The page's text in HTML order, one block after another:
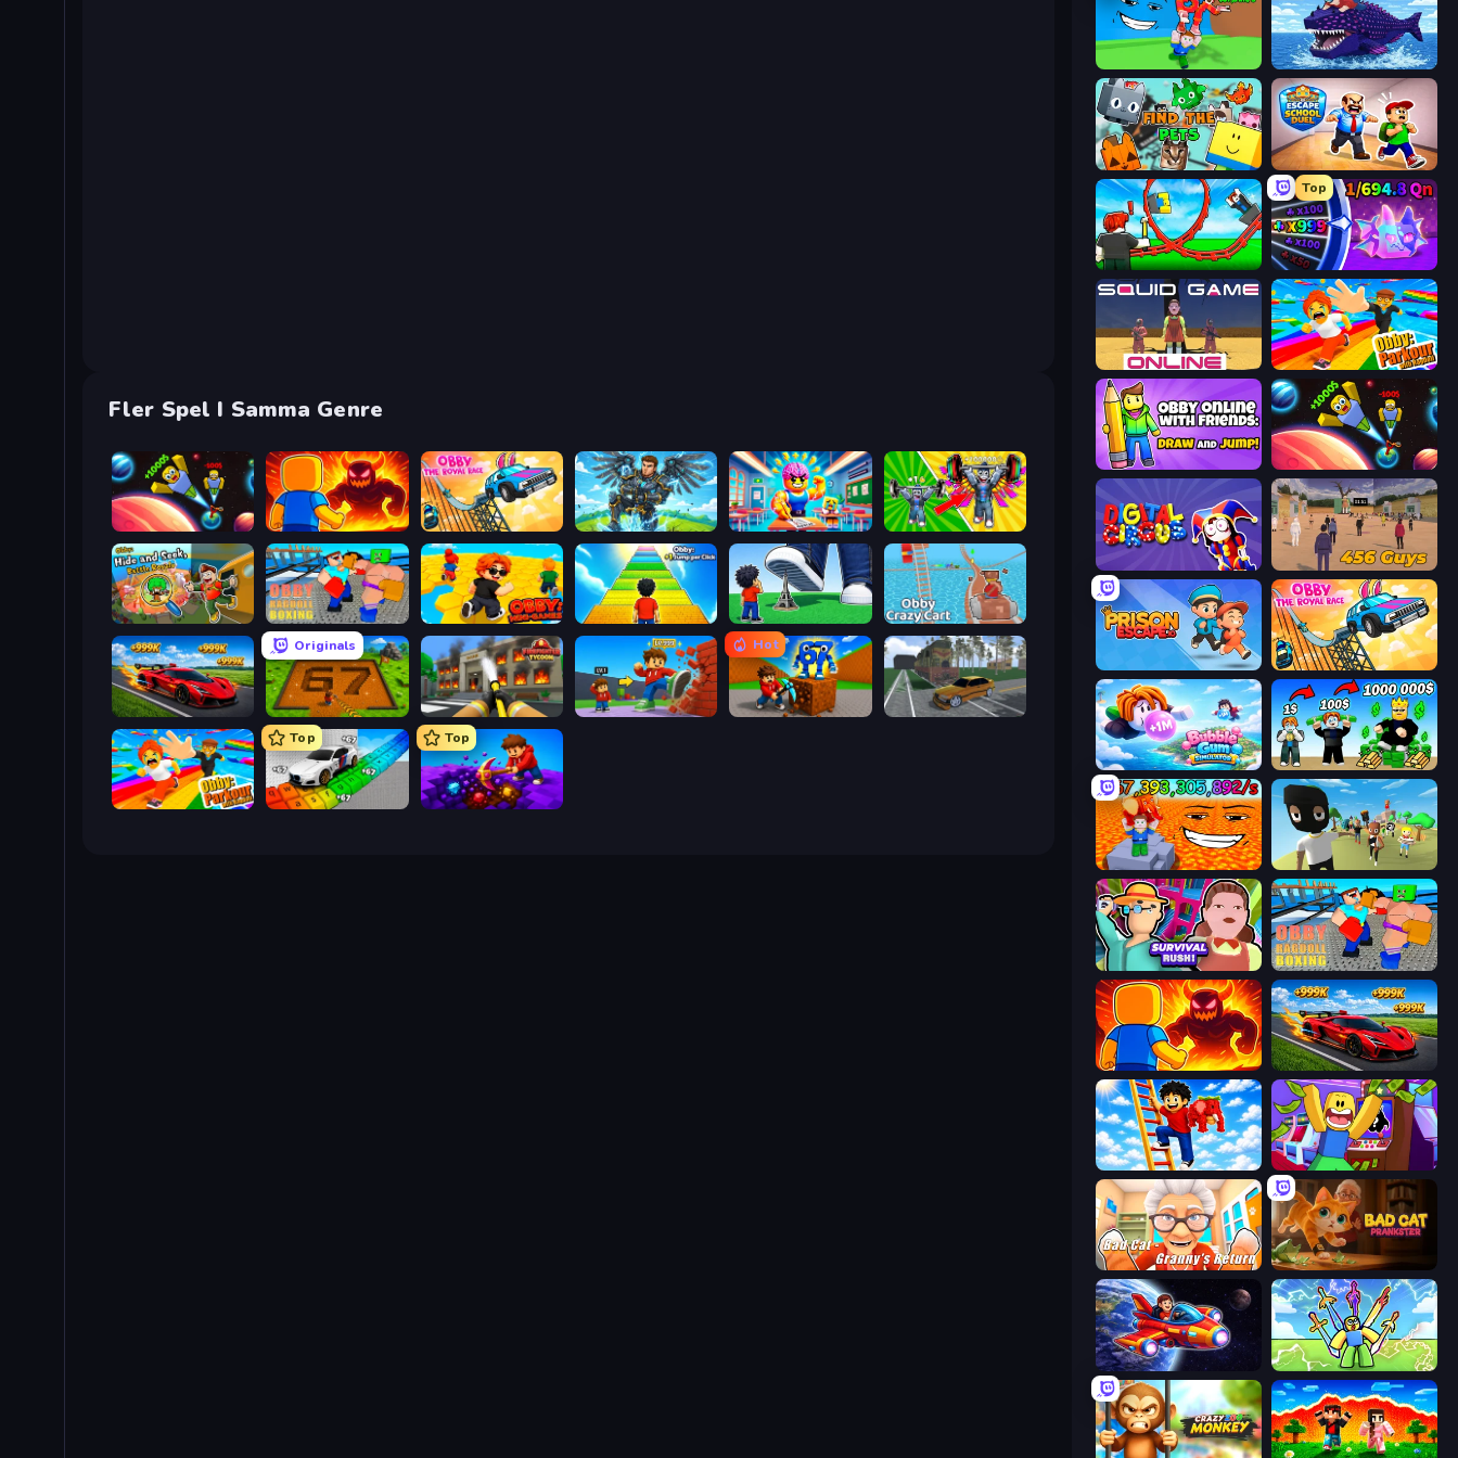
Fler Spel I Samma Genre
Obby: +1 to Spaceflight Altitude Obby: Legendary Dragon Obby: Pull a Sword Obby: Dumb or Genius IQ Test Obby: Gym Simulator, Escape
Obby: Hide and Seek, Battle Royale Obby: Ragdoll Boxing Obby: Mini-Games Obby: +1 Jump per Click Obby: Crazy Cart
Obby: +1 Speed Car Escape
Originals
Obby: Dig Brainrots Obby: Firefighter Tycoon Obby: +1 Click Wall Breaker
Hot
Obby: Car Crash Sandbox
Obby: Parkour with Ragdoll
Top Top
Obby: Dig Down
Obby Fish Challenge: Ride
Find The Pets Escape School Duel
Build a Rollercoaster: Simulator
Top
Meeland.io
Squid Game Online Obby: Parkour with Ragdoll
Obby: +1 to Spaceflight Altitude
Digital Circus: Parkour Game 456 Guys
Prison Escape.io Obby: The Royal Race
Bubble Gum Simulator Obby Tycoon Build the City
Escape Lava for Brainrots!
Survival Rush! Obby: Ragdoll Boxing
Obby: Legendary Dragon
Ladder to Brainhot: Climb
Bad Cat - Granny's Return Bad Cat Prankster
Obby Space Challenge: Starships Obby vs Brainrot